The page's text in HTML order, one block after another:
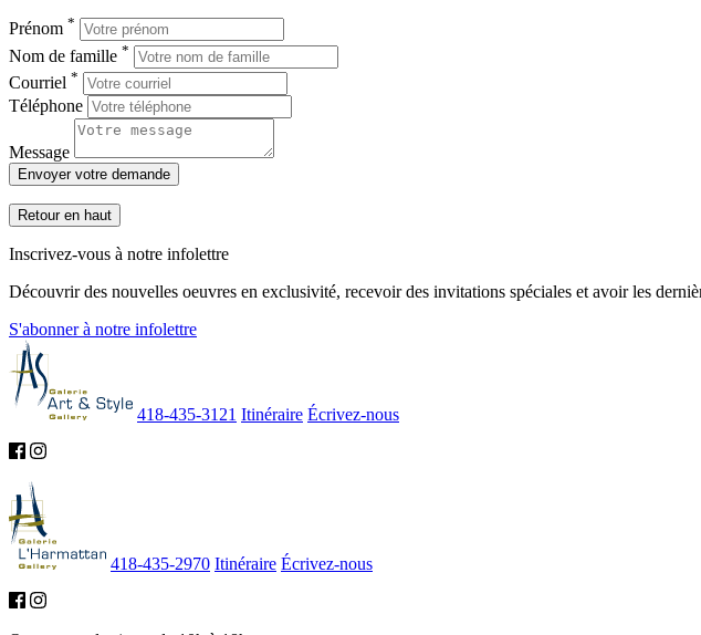
Prénom *
Nom de famille *
Courriel *
Téléphone
Message
Envoyer votre demande
Retour en haut
Inscrivez-vous à notre infolettre
Découvrir des nouvelles oeuvres en exclusivité, recevoir des invitations spéciales et avoir les
S'abonner à notre infolettre
418-435-3121 Itinéraire Écrivez-nous
418-435-2970 Itinéraire Écrivez-nous